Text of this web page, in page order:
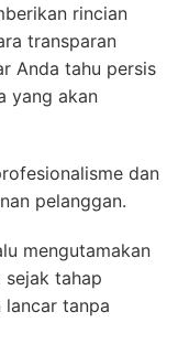
rincian
transparan
Anda tahu persis
yang akan
dan
pelanggan.
mengutamakan
sejak tahap
lancar tanpa